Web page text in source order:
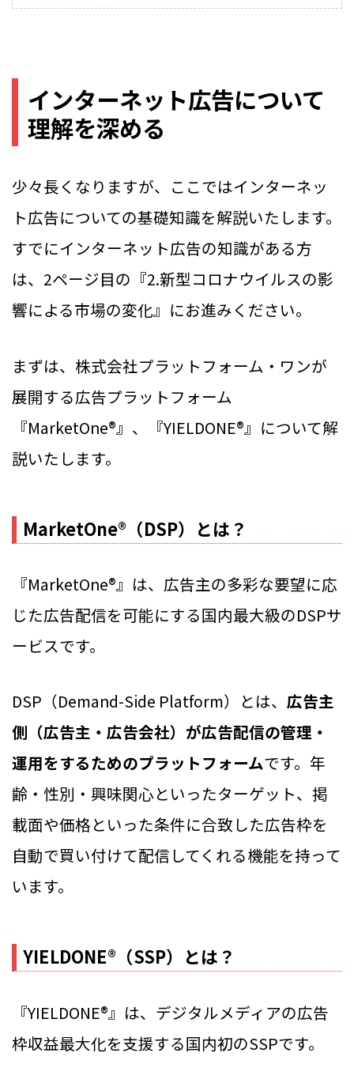
インターネット広告について
理解を深める
少々長くなりますが、ここではインターネッ
ト広告についての基礎知識を解説いたします。
すでにインターネット広告の知識がある方
は、2ページ目の『2.新型コロナウイルスの影
響による市場の変化』にお進みください。
まずは、株式会社プラットフォーム・ワンが
展開する広告プラットフォーム
『MarketOne®』、『YIELDONE®』について解
説いたします。
MarketOne®（DSP）とは？
『MarketOne®』は、広告主の多彩な要望に応
じた広告配信を可能にする国内最大級のDSPサ
ービスです。
DSP（Demand-Side Platform）とは、 広告主
側（広告主・広告会社）が広告配信の管理・
運用をするためのプラットフォームです。年
齢・性別・興味関心といったターゲット、掲
載面や価格といった条件に合致した広告枠を
自動で買い付けて配信してくれる機能を持って
います。
YIELDONE®（SSP）とは？
『YIELDONE®』は、デジタルメディアの広告
枠収益最大化を支援する国内初のSSPです。